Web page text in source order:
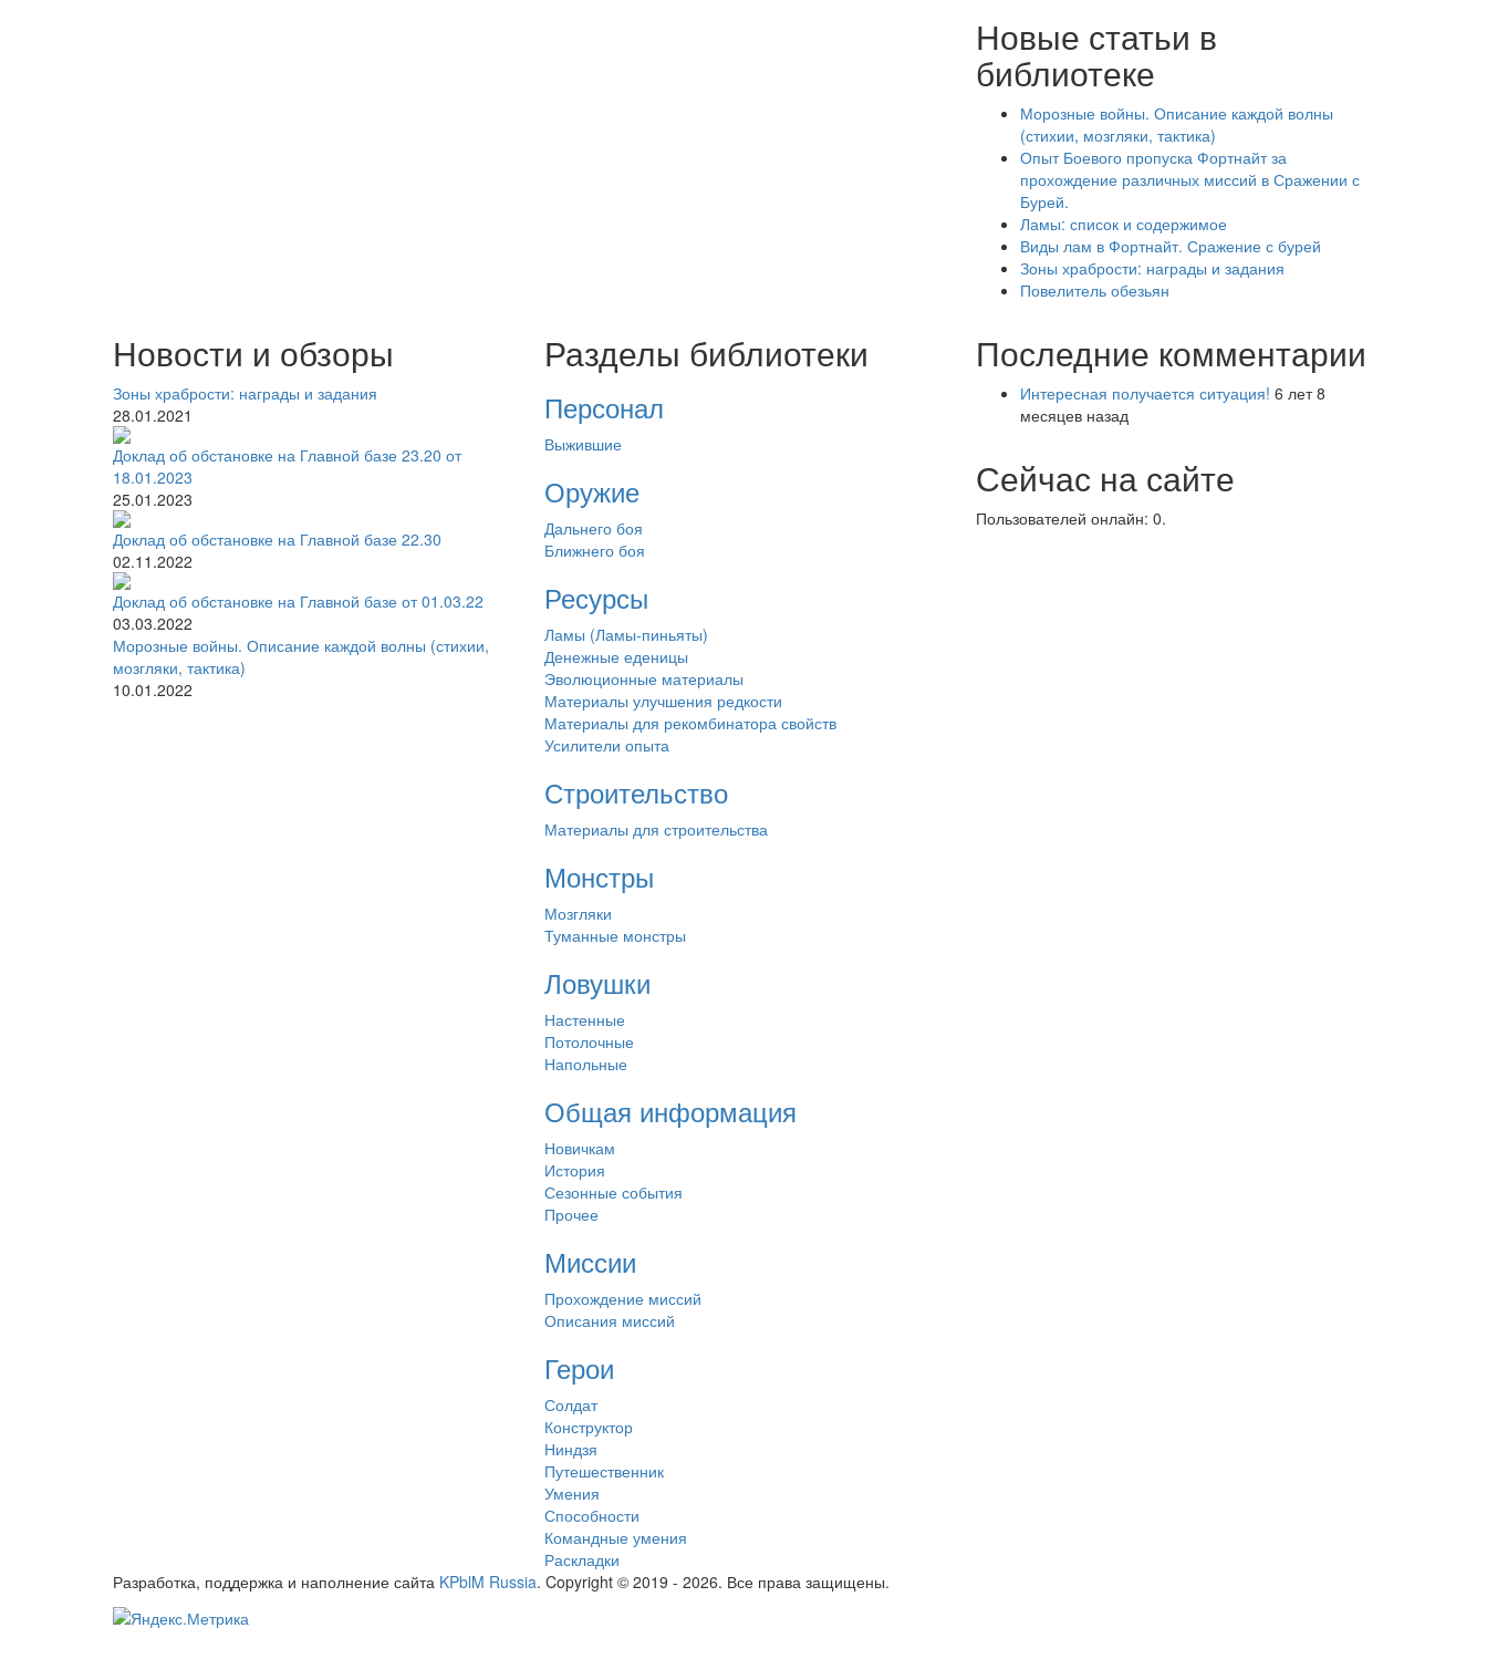
Новые статьи в
библиотеке
Морозные войны. Описание каждой волны
(стихии, мозгляки, тактика)
Опыт Боевого пропуска Фортнайт за
прохождение различных миссий в Сражении с
Бурей.
Ламы: список и содержимое
Виды лам в Фортнайт. Сражение с бурей
Зоны храбрости: награды и задания
Повелитель обезьян
Новости и обзоры
Зоны храбрости: награды и задания
28.01.2021
Доклад об обстановке на Главной базе 23.20 от
18.01.2023
25.01.2023
Доклад об обстановке на Главной базе 22.30
02.11.2022
Доклад об обстановке на Главной базе от 01.03.22
03.03.2022
Морозные войны. Описание каждой волны (стихии,
мозгляки, тактика)
10.01.2022
Разделы библиотеки
Персонал
Выжившие
Оружие
Дальнего боя
Ближнего боя
Ресурсы
Ламы (Ламы-пиньяты)
Денежные еденицы
Эволюционные материалы
Материалы улучшения редкости
Материалы для рекомбинатора свойств
Усилители опыта
Строительство
Материалы для строительства
Монстры
Мозгляки
Туманные монстры
Ловушки
Настенные
Потолочные
Напольные
Общая информация
Новичкам
История
Сезонные события
Прочее
Миссии
Прохождение миссий
Описания миссий
Герои
Солдат
Конструктор
Ниндзя
Путешественник
Умения
Способности
Командные умения
Раскладки
Последние комментарии
Интересная получается ситуация! 6 лет 8
месяцев назад
Сейчас на сайте
Пользователей онлайн: 0.
Разработка, поддержка и наполнение сайта KPblM Russia. Copyright © 2019 - 2026. Все права защищены.